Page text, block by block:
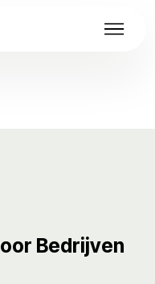
Bedrijven